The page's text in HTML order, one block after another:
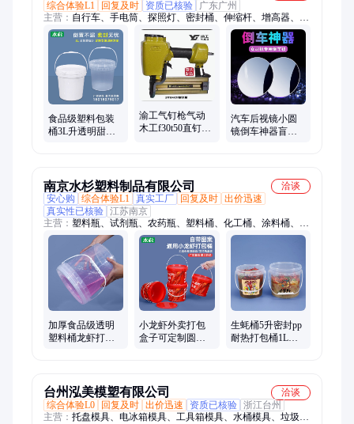
综合体验L1
回复及时 资质已核验
广东广州
主营： 自行车、手电筒、探照灯、密封桶、伸缩杆、增高器、改
装车把、电动推杆、推杆电机、直流电机、立把车把、推杆马
达、电缸开窗、直线驱动器、车头加长器、照套防尘罩、抬升延
长器、山地车龙头、立车把配件、手提式地摊灯、窗器密室马
达、led充电投光灯、工业集成灶推杆、公路山地车车把、可调节
把立龙头、加高车把立把管
食品级塑料包装
桶3L升透明甜面
渝工气钉枪气动
木工f30t50直钉钢
汽车后视镜小圆
镜倒车神器盲区
南京水杉塑料制品有限公司
洽谈
安心购
综合体验L1 真实工厂 回复及时 出价迅速
真实性已核验 江苏南京
主营： 塑料瓶、试剂瓶、农药瓶、塑料桶、化工桶、涂料桶、小
龙虾桶、化肥桶、肥料桶、食品级桶、耐酸碱堆码桶、废液桶、
机油桶、农资桶、水溶肥桶、透明塑料桶、25L塑料桶、PP桶、
工业用桶、堆码桶、高阻隔瓶、固体瓶、PE瓶、洗护瓶、圆瓶
加厚食品级透明
塑料桶龙虾打包
小龙虾外卖打包
盒子可定制圆形
生蚝桶5升密封pp
耐热打包桶1L带
台州泓美模塑有限公司
洽谈
综合体验L0
回复及时 出价迅速 资质已核验 浙江台州
主营： 托盘模具、电冰箱模具、工具箱模具、水桶模具、垃圾桶